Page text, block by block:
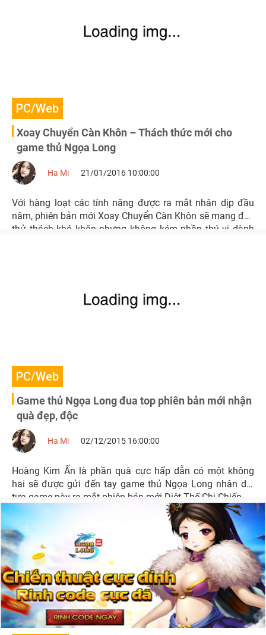
PC/Web
Xoay Chuyển Càn Khôn – Thách thức mới cho
game thủ Ngọa Long
Ha Mi 21/01/2016 10:00:00
Với hàng loạt các tính năng được ra mắt nhân dịp đầu
năm, phiên bản mới Xoay Chuyển Càn Khôn sẽ mang đến
thử thách khó khăn nhưng không kém phần thú vị dành
PC/Web
Game thủ Ngọa Long đua top phiên bản mới nhận
quà đẹp, độc
Ha Mi 02/12/2015 16:00:00
Hoàng Kim Ấn là phần quà cực hấp dẫn có một không
hai sẽ được gửi đến tay game thủ Ngọa Long nhân dịp
tựa game này ra mắt phiên bản mới Diệt Thế Chi Chiến.